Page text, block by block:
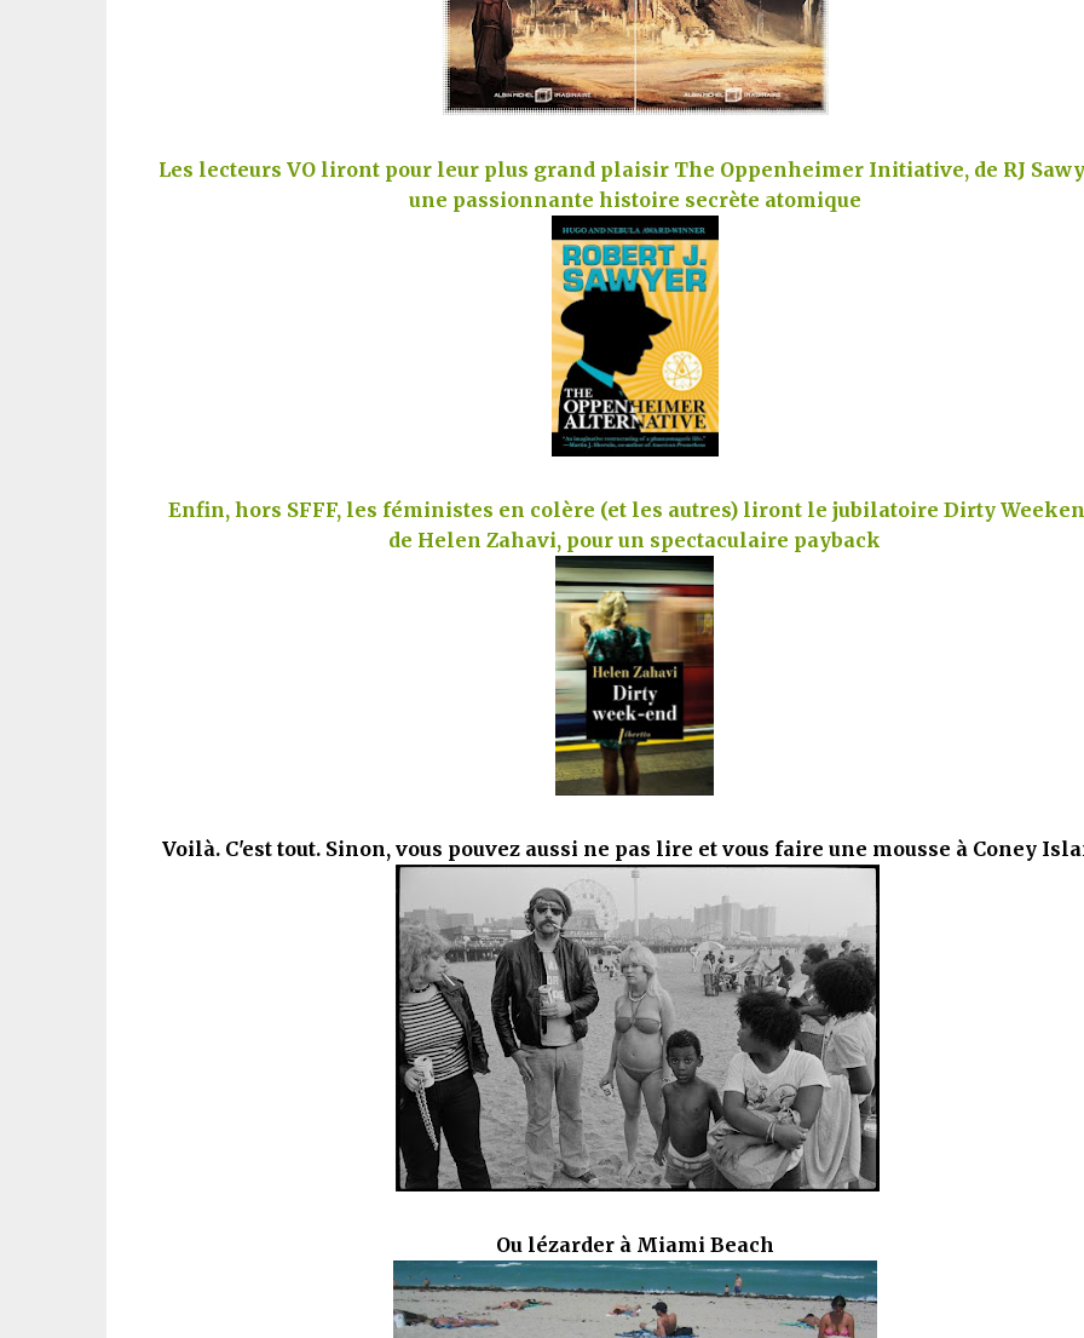
Les lecteurs VO liront pour leur plus grand plaisir The Oppenheimer Initiative, de RJ
une passionnante histoire secrète atomique
Enfin, hors SFFF, les féministes en colère (et les autres) liront le jubilatoire Dirty
de Helen Zahavi, pour un spectaculaire payback
Voilà. C'est tout. Sinon, vous pouvez aussi ne pas lire et vous faire une mousse à Coney
Ou lézarder à Miami Beach